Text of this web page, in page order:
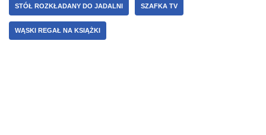
STÓŁ ROZKŁADANY DO JADALNI SZAFKA TV
WĄSKI REGAŁ NA KSIĄŻKI